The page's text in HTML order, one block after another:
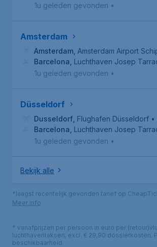
1u geleden gevonden •
Amsterdam
Amsterdam Amsterdam Airport
Barcelona Luchthaven Josep
1u geleden gevonden •
Düsseldorf
Dusseldorf Flughafen Düsseldorf
Barcelona Luchthaven Josep
1u geleden gevonden •
Bekijk alle
*laagst recentelijk gevonden tarief op
Meer info
* vanafprijzen per persoon in euro per
luchthaventaksen, excl. € 29,90 dossierkosten.
beschikbaarheid.